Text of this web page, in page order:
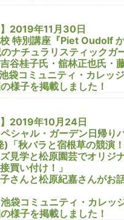
】2019年11月30日
特別講座『Piet Oudolf
ナチュラリスティックガ
谷桂子氏・舘林正也氏・
袋コミュニティ・カレッ
様子を掲載しました！
】2019年10月24日
シャル・ガーデン日帰り
)「秋バラと宿根草の競演
見学と松原園芸でオリジ
買い付け！」
さんと松原紀嘉さんがお
袋コミュニティ・カレッ
様子を掲載しました！